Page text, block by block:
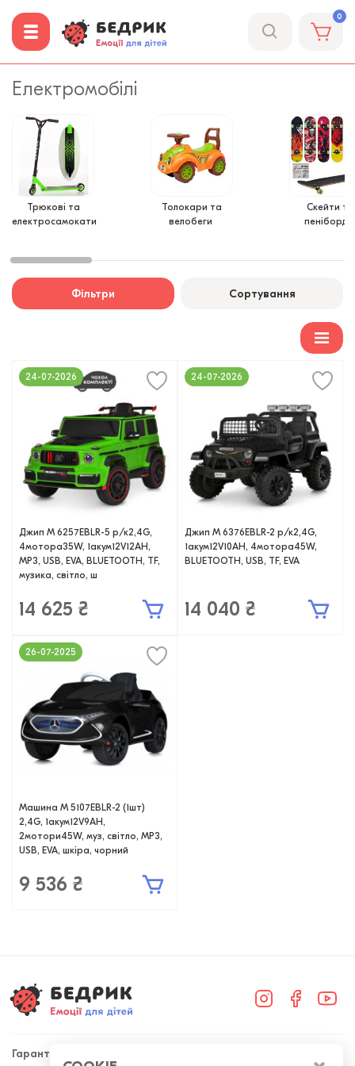
0
Електромобілі
Трюкові та
електросамокати
Толокари та
велобеги
Скейти та
пеніборди
Фільтри Сортування
Джип M 6257EBLR-5 р/к2,4G,
4мотора35W, 1акум12V12AH,
MP3, USB, EVA, BLUETOOTH, TF,
музика, світло, ш
14 625 ₴
24-07-2026
Джип M 6376EBLR-2 р/к2,4G,
1акум12V10AH, 4мотора45W,
BLUETOOTH, USB, TF, EVA
14 040 ₴
24-07-2026
Машина M 5107EBLR-2 (1шт)
2,4G, 1акум12V9AH,
2мотори45W, муз, світло, MP3,
USB, EVA, шкіра, чорний
9 536 ₴
26-07-2025
Гарантія